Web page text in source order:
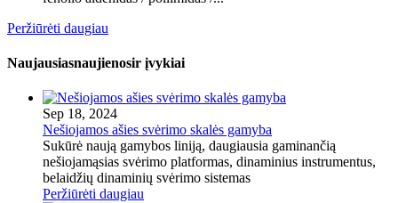
Peržiūrėti daugiau
Naujausiasnaujienosir įvykiai
Sep 18, 2024
Nešiojamos ašies svėrimo skalės gamyba
Sukūrė naują gamybos liniją, daugiausia gaminančią
nešiojamąsias svėrimo platformas, dinaminius instrumentus,
belaidžių dinaminių svėrimo sistemas
Peržiūrėti daugiau